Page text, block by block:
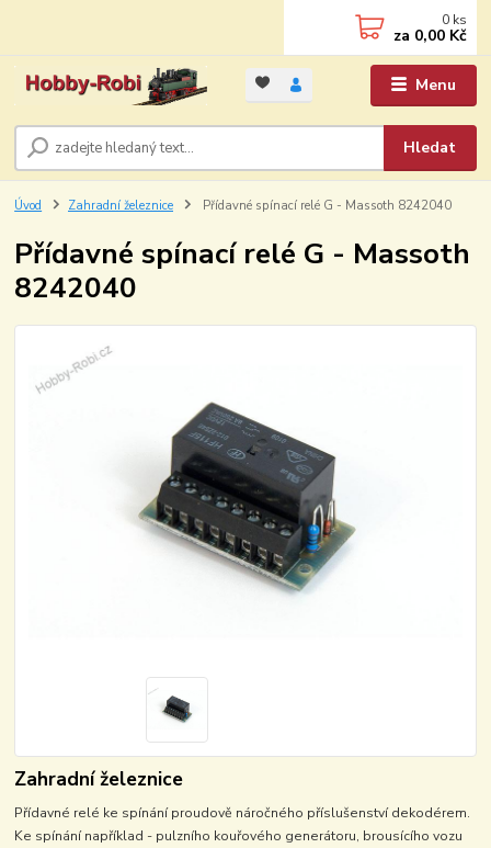
Menu
Hledat
0 ks
za 0,00 Kč
Úvod Zahradní železnice Přídavné spínací relé G - Massoth 8242040
Přídavné spínací relé G - Massoth
8242040
Zahradní železnice
Přídavné relé ke spínání proudově náročného příslušenství dekodérem.
Ke spínání například - pulzního kouřového generátoru, brousícího vozu